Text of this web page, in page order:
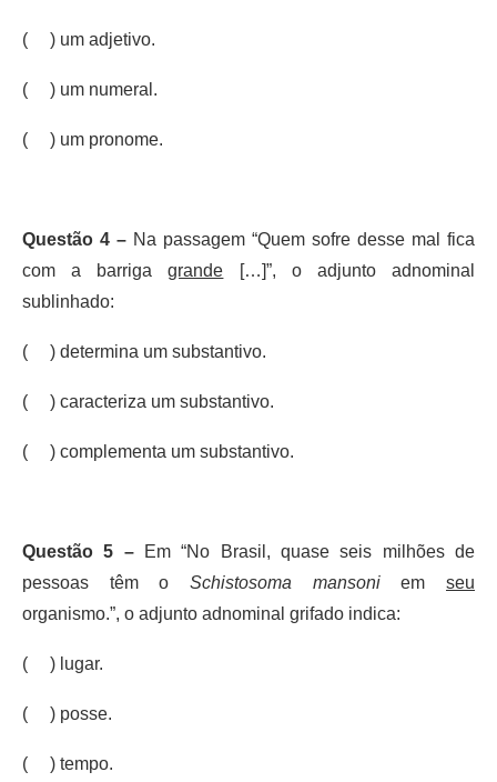
( ) um adjetivo.
( ) um numeral.
( ) um pronome.
Questão 4 – Na passagem “Quem sofre desse mal fica
com a barrigagrande […]”, o adjunto adnominal
sublinhado:
( ) determina um substantivo.
( ) caracteriza um substantivo.
( ) complementa um substantivo.
Questão 5 –
Em “No Brasil, quase seis milhões de
pessoas têm o Schistosoma mansoniemseu
organismo.”, o adjunto adnominal grifado indica:
( ) lugar.
( ) posse.
( ) tempo.